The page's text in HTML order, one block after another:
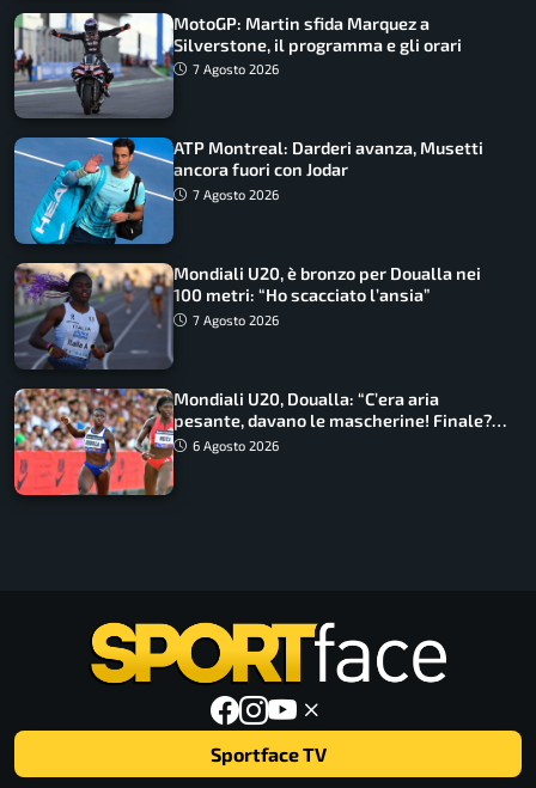
MotoGP: Martin sfida Marquez a
Silverstone, il programma e gli orari
7 Agosto 2026
ATP Montreal: Darderi avanza, Musetti
ancora fuori con Jodar
7 Agosto 2026
Mondiali U20, è bronzo per Doualla nei
100 metri: “Ho scacciato l’ansia”
7 Agosto 2026
Mondiali U20, Doualla: “C’era aria
pesante, davano le mascherine! Finale?
Non ho nulla da perdere”
6 Agosto 2026
Sportface TV